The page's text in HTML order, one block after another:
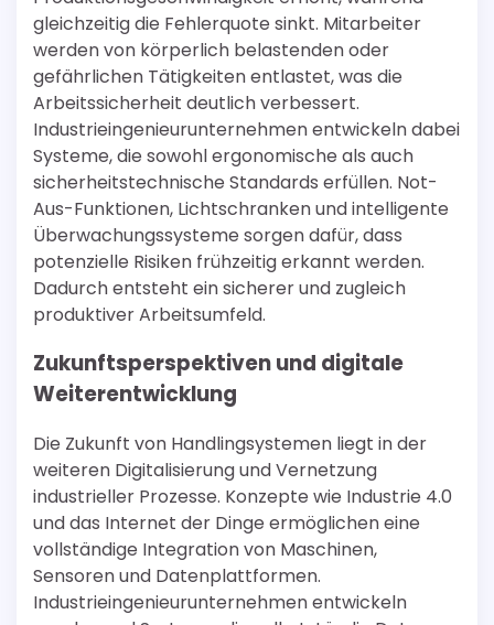
gleichzeitig die Fehlerquote sinkt. Mitarbeiter
werden von körperlich belastenden oder
gefährlichen Tätigkeiten entlastet, was die
Arbeitssicherheit deutlich verbessert.
Industrieingenieurunternehmen entwickeln dabei
Systeme, die sowohl ergonomische als auch
sicherheitstechnische Standards erfüllen. Not-
Aus-Funktionen, Lichtschranken und intelligente
Überwachungssysteme sorgen dafür, dass
potenzielle Risiken frühzeitig erkannt werden.
Dadurch entsteht ein sicherer und zugleich
produktiver Arbeitsumfeld.
Zukunftsperspektiven und digitale
Weiterentwicklung
Die Zukunft von Handlingsystemen liegt in der
weiteren Digitalisierung und Vernetzung
industrieller Prozesse. Konzepte wie Industrie 4.0
und das Internet der Dinge ermöglichen eine
vollständige Integration von Maschinen,
Sensoren und Datenplattformen.
Industrieingenieurunternehmen entwickeln